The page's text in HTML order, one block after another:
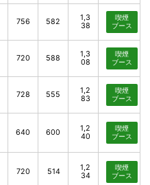
756 582
1,3
38
喫煙
ブース
720 588
1,3
08
喫煙
ブース
728 555
1,2
83
喫煙
ブース
640 600
1,2
40
喫煙
ブース
720 514
1,2
34
喫煙
ブース